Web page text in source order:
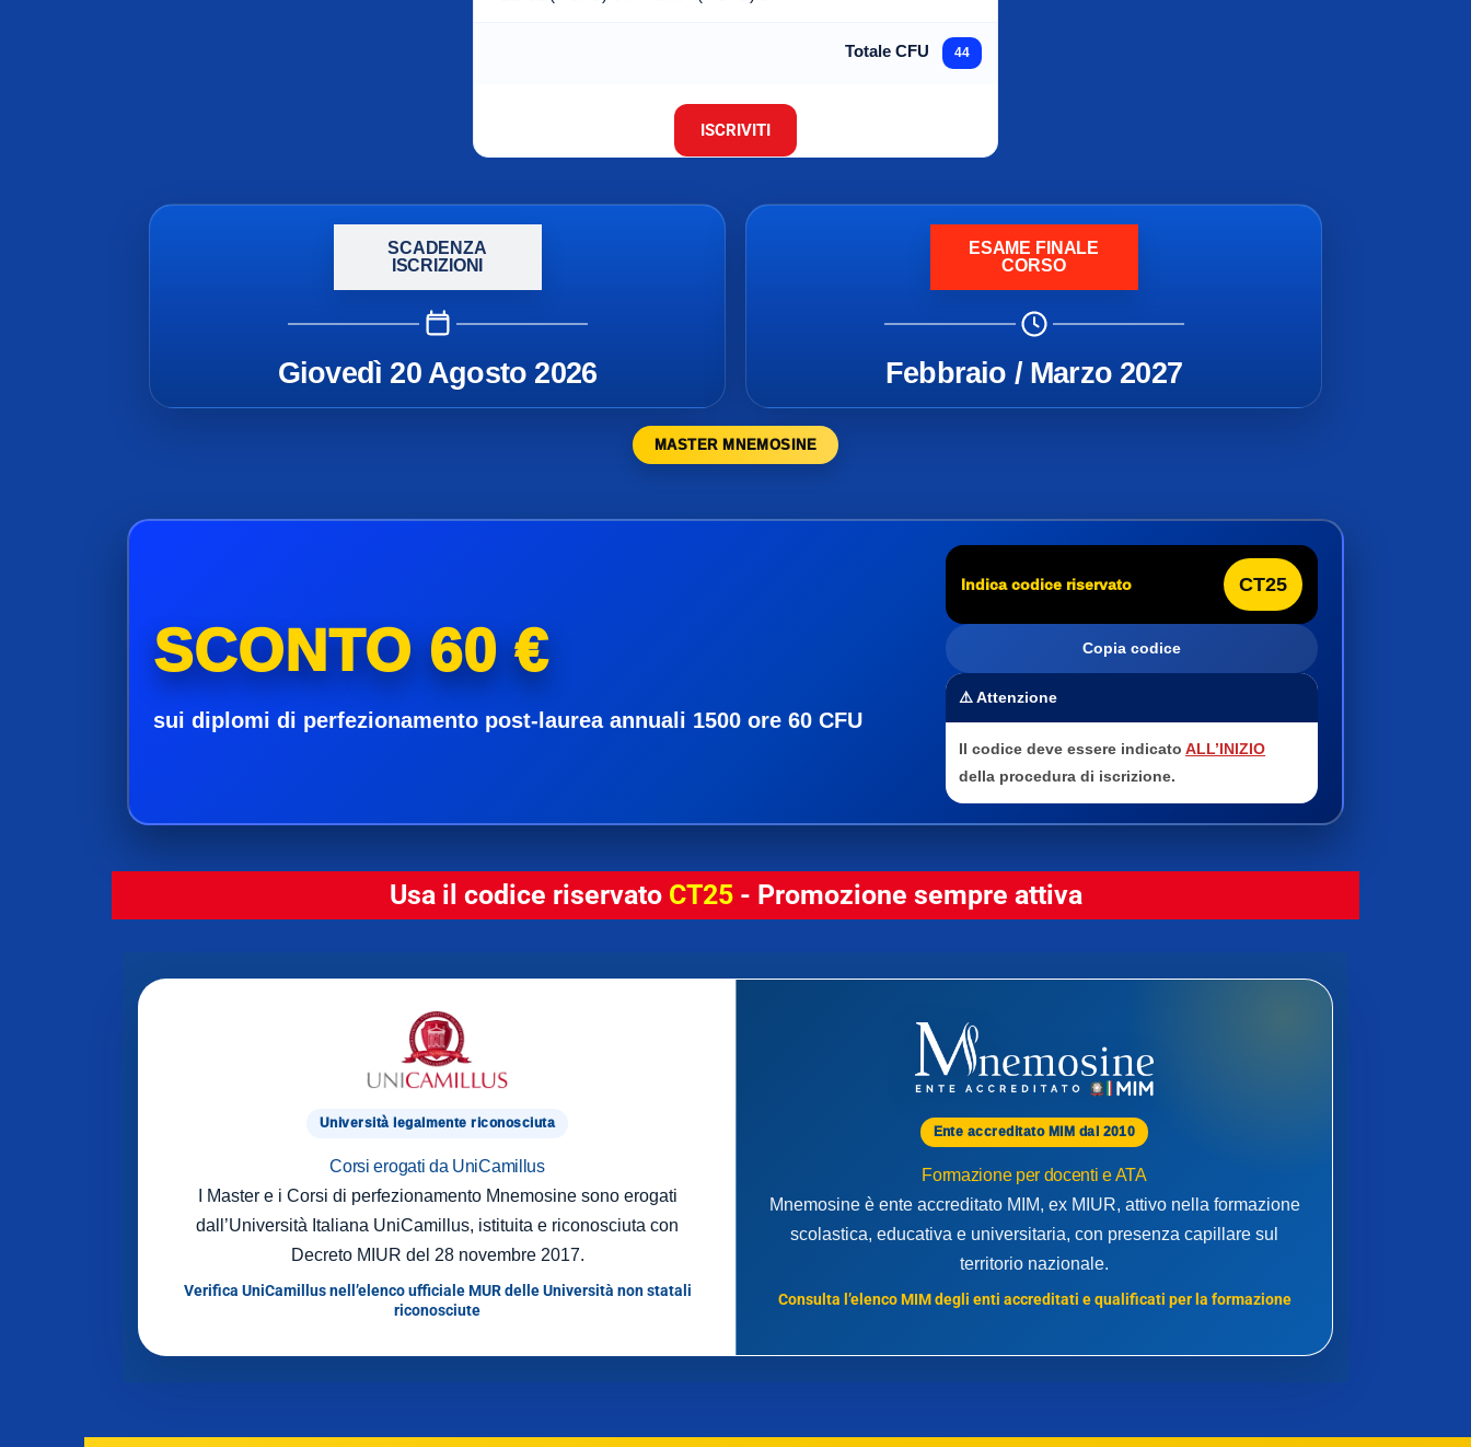
Totale CFU 44
ISCRIVITI
SCADENZA
ISCRIZIONI
Giovedì 20 Agosto 2026
ESAME FINALE
CORSO
Febbraio / Marzo 2027
MASTER MNEMOSINE
SCONTO 60 €
sui diplomi di perfezionamento post-laurea annuali 1500 ore 60 CFU
Indica codice riservato CT25
Copia codice
⚠️ Attenzione
Il codice deve essere indicatoALL’INIZIO
della procedura di iscrizione.
Usa il codice riservato CT25- Promozione sempre attiva
Università legalmente riconosciuta
Corsi erogati da UniCamillus
I Master e i Corsi di perfezionamento Mnemosine sono erogati
dall’Università Italiana UniCamillus, istituita e riconosciuta con
Decreto MIUR del 28 novembre 2017.
Verifica UniCamillus nell’elenco ufficiale MUR delle Università non statali
riconosciute
Ente accreditato MIM dal 2010
Formazione per docenti e ATA
Mnemosine è ente accreditato MIM, ex MIUR, attivo nella formazione
scolastica, educativa e universitaria, con presenza capillare sul
territorio nazionale.
Consulta l’elenco MIM degli enti accreditati e qualificati per la formazione